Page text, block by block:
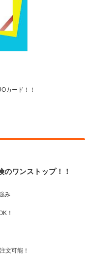
カード！！
ワンストップ！！
み
！
文可能！